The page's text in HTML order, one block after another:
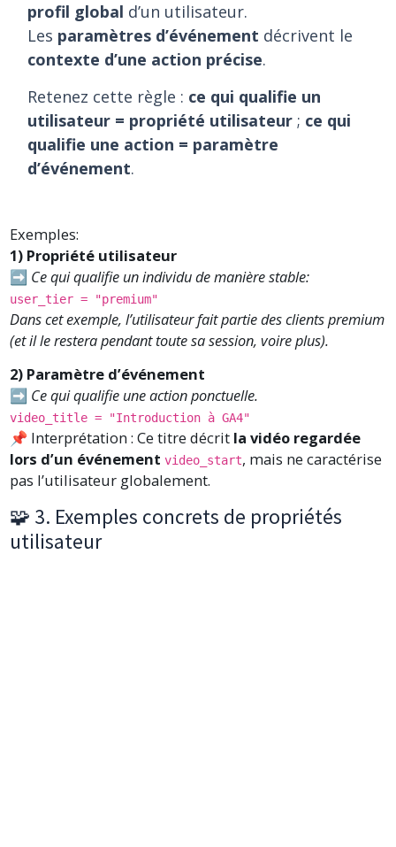
profil global d’un utilisateur.
Les paramètres d’événement décrivent le
contexte d’une action précise.
Retenez cette règle : ce qui qualifie un
utilisateur = propriété utilisateur; ce qui
qualifie une action = paramètre
d’événement.
Exemples:
1) Propriété utilisateur
➡️ Ce qui qualifie un individu de manière stable:
user_tier = "premium"
Dans cet exemple, l’utilisateur fait partie des clients premium
(et il le restera pendant toute sa session, voire plus).
2) Paramètre d’événement
➡️ Ce qui qualifie une action ponctuelle.
video_title = "Introduction à GA4"
📌 Interprétation : Ce titre décrit la vidéo regardée
lors d’un événement video_start, mais ne caractérise
pas l’utilisateur globalement.
🧩 3. Exemples concrets de propriétés
utilisateur